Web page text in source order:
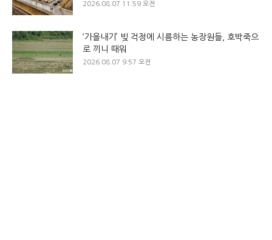
2026.08.07 11:59 오전
‘가을내기’ 빚 걱정에 시름하는 농장원들, 호박죽으
로 끼니 때워
2026.08.07 9:57 오전